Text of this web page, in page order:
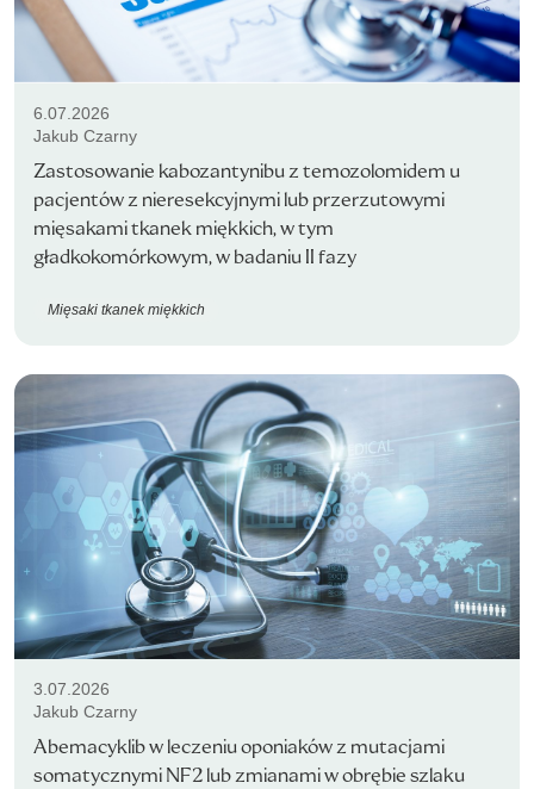
6.07.2026
Jakub Czarny
Zastosowanie kabozantynibu z temozolomidem u
pacjentów z nieresekcyjnymi lub przerzutowymi
mięsakami tkanek miękkich, w tym
gładkokomórkowym, w badaniu II fazy
Mięsaki tkanek miękkich
3.07.2026
Jakub Czarny
Abemacyklib w leczeniu oponiaków z mutacjami
somatycznymi NF2 lub zmianami w obrębie szlaku